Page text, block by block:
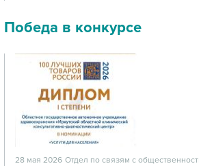
Победа в конкурсе
28 мая 2026 Отдел по связям с